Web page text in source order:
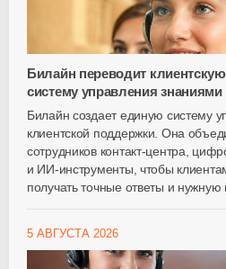
Билайн переводит
систему управления знаниями
Билайн создает единую систему
клиентской поддержки. Она
сотрудников контакт-центра ,
и ИИ-инструменты , чтобы
получать точные ответы и
5 АВГУСТА 2026